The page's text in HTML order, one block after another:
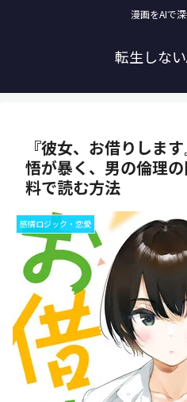
漫画をAIで
転生しな
『彼女、お借りしま
悟が暴く、男の倫理
料で読む方法
感情ロジック・恋愛